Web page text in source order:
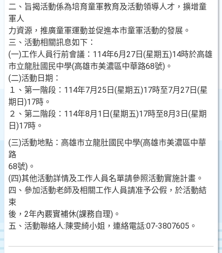
二、旨揭活動係為培育童軍教育及活動領導人才，擴增童
軍人
力資源，推廣童軍運動並促進本市童軍活動的發展。
三、活動相關訊息如下：
(一)工作人員行前會議：114年6月27日(星期五)14時於高雄
市立龍肚國民中學(高雄市美濃區中華路68號)。
(二)活動日期：
１、第一階段：114年7月25日(星期五)17時至7月27日(星
期日)17時。
２、第二階段：114年8月1日(星期五)17時至8月3日(星期
日)17時。
(三)活動地點：高雄市立龍肚國民中學(高雄市美濃區中華
路
68號)。
(四)其他活動詳情及工作人員名單請參照活動實施計畫。
四、參加活動老師及相關工作人員請准予公假，於活動結
束
後，2年內覈實補休(課務自理)。
五、活動聯絡人:陳雯綺小姐，連絡電話:07-3807605。